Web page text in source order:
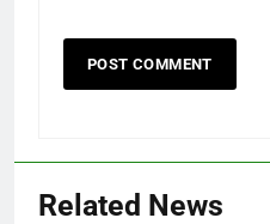
Related News